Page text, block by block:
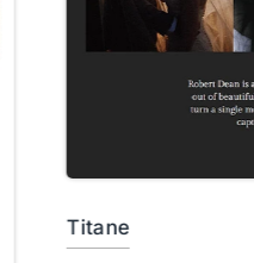
Titane